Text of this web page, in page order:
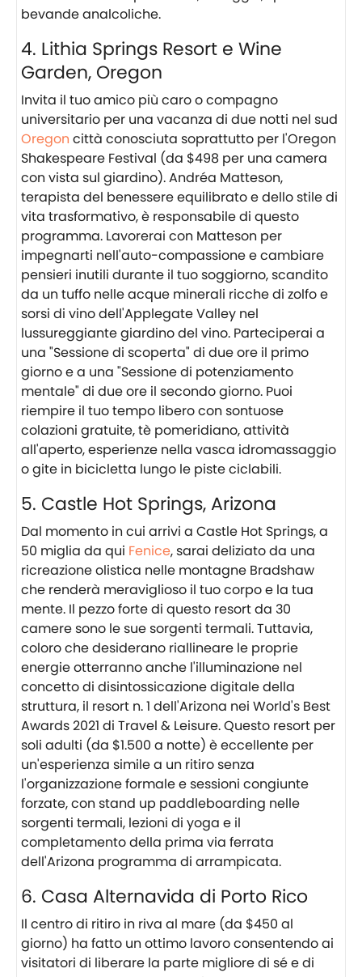
bevande analcoliche.
4. Lithia Springs Resort e Wine
Garden, Oregon
Invita il tuo amico più caro o compagno
universitario per una vacanza di due notti nel sud
Oregon città conosciuta soprattutto per l'Oregon
Shakespeare Festival (da $498 per una camera
con vista sul giardino). Andréa Matteson,
terapista del benessere equilibrato e dello stile di
vita trasformativo, è responsabile di questo
programma. Lavorerai con Matteson per
impegnarti nell'auto-compassione e cambiare
pensieri inutili durante il tuo soggiorno, scandito
da un tuffo nelle acque minerali ricche di zolfo e
sorsi di vino dell'Applegate Valley nel
lussureggiante giardino del vino. Parteciperai a
una "Sessione di scoperta" di due ore il primo
giorno e a una "Sessione di potenziamento
mentale" di due ore il secondo giorno. Puoi
riempire il tuo tempo libero con sontuose
colazioni gratuite, tè pomeridiano, attività
all'aperto, esperienze nella vasca idromassaggio
o gite in bicicletta lungo le piste ciclabili.
5. Castle Hot Springs, Arizona
Dal momento in cui arrivi a Castle Hot Springs, a
50 miglia da qui Fenice, sarai deliziato da una
ricreazione olistica nelle montagne Bradshaw
che renderà meraviglioso il tuo corpo e la tua
mente. Il pezzo forte di questo resort da 30
camere sono le sue sorgenti termali. Tuttavia,
coloro che desiderano riallineare le proprie
energie otterranno anche l'illuminazione nel
concetto di disintossicazione digitale della
struttura, il resort n. 1 dell'Arizona nei World's Best
Awards 2021 di Travel & Leisure. Questo resort per
soli adulti (da $1.500 a notte) è eccellente per
un'esperienza simile a un ritiro senza
l'organizzazione formale e sessioni congiunte
forzate, con stand up paddleboarding nelle
sorgenti termali, lezioni di yoga e il
completamento della prima via ferrata
dell'Arizona programma di arrampicata.
6. Casa Alternavida di Porto Rico
Il centro di ritiro in riva al mare (da $450 al
giorno) ha fatto un ottimo lavoro consentendo ai
visitatori di liberare la parte migliore di sé e di